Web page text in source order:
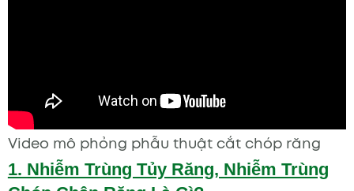
Video mô phỏng phẫu thuật cắt chóp răng
1. Nhiễm Trùng Tủy Răng, Nhiễm Trùng